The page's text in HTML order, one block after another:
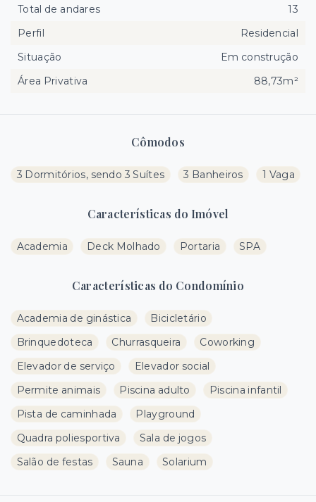
Cômodos
3 Dormitórios, sendo 3 Suítes 3 Banheiros 1 Vaga
Características do Imóvel
Academia Deck Molhado Portaria SPA
Características do Condomínio
Academia de ginástica
Bicicletário
Brinquedoteca
Churrasqueira
Coworking
Elevador de serviço
Elevador social
Permite animais
Piscina adulto
Piscina infantil
Pista de caminhada
Playground
Quadra poliesportiva
Sala de jogos
Salão de festas
Sauna Solarium
Total de andares
13
Perfil
Residencial
Situação
Em construção
Área Privativa
88,73m²